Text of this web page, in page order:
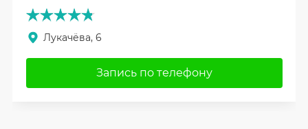
Лукачёва, 6
Запись по телефону